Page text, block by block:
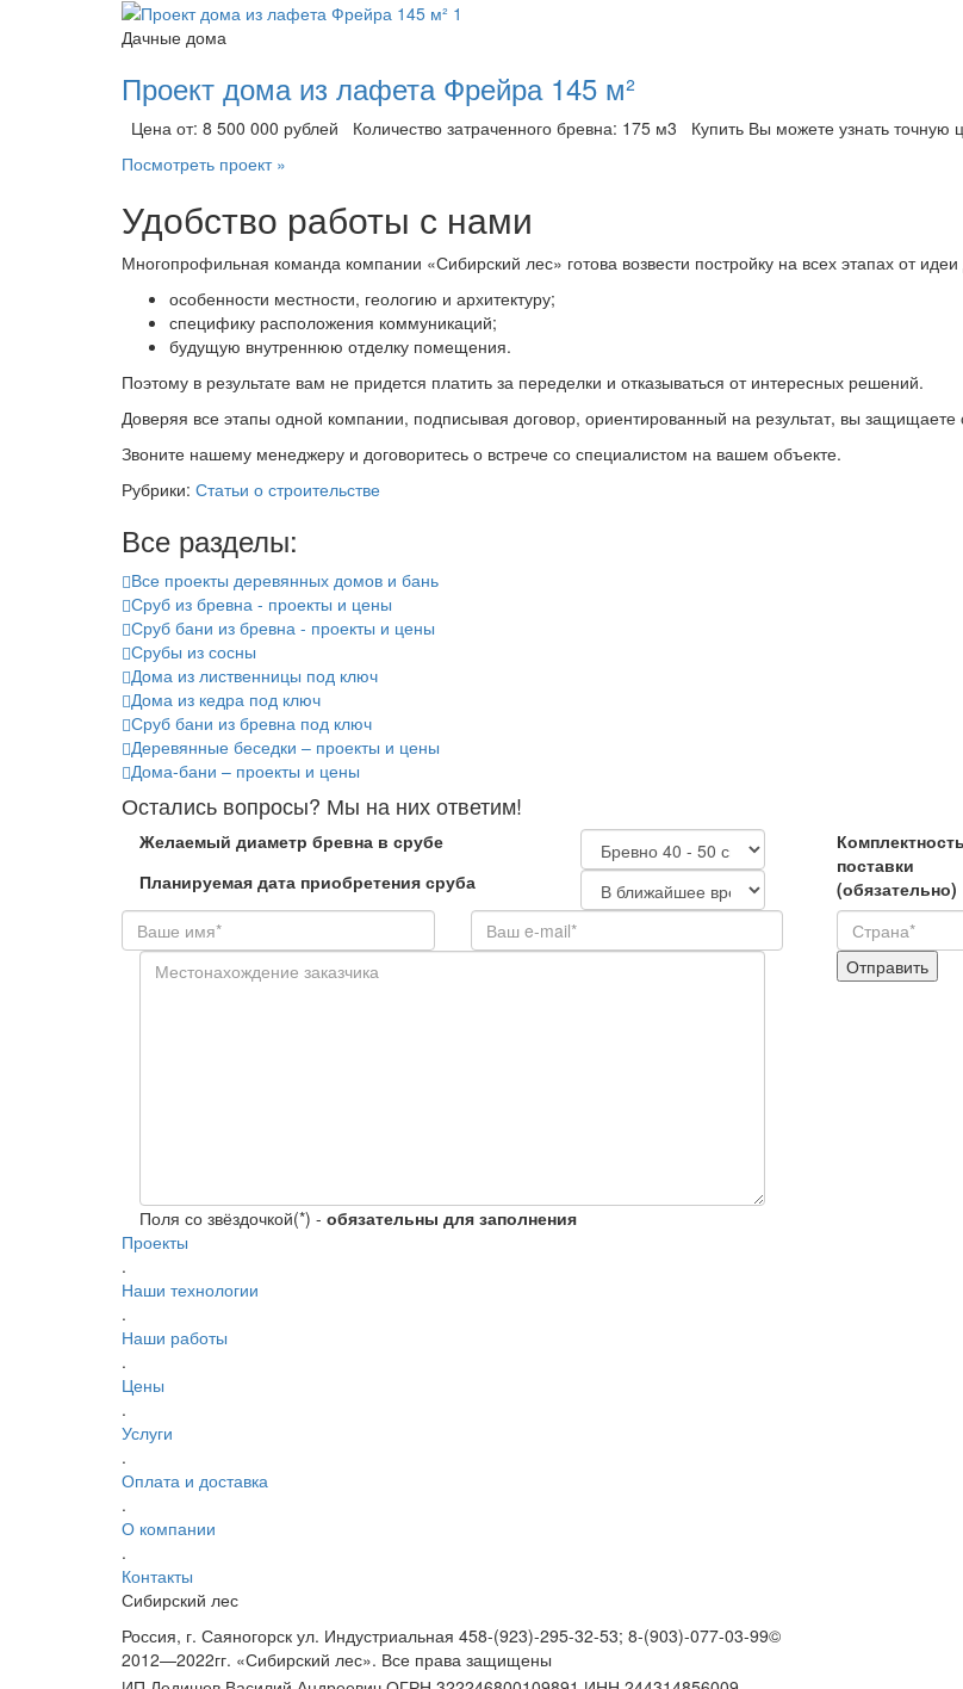
Дачные дома
Проект дома из лафета Фрейра 145 м²
Цена от: 8 500 000 рублей Количество затраченного бревна: 175 м3 Купить Вы можете узнать
Посмотреть проект »
Удобство работы с нами
Многопрофильная команда компании «Сибирский лес» готова возвести постройку на всех этапах от
особенности местности, геологию и архитектуру;
специфику расположения коммуникаций;
будущую внутреннюю отделку помещения.
Поэтому в результате вам не придется платить за переделки и отказываться от интересных решений.
Доверяя все этапы одной компании, подписывая договор, ориентированный на результат, вы
Звоните нашему менеджеру и договоритесь о встрече со специалистом на вашем объекте.
Рубрики: Статьи о строительстве
Все разделы:
Все проекты деревянных домов и бань
Сруб из бревна - проекты и цены
Сруб бани из бревна - проекты и цены
Срубы из сосны
Дома из лиственницы под ключ
Дома из кедра под ключ
Сруб бани из бревна под ключ
Деревянные беседки – проекты и цены
Дома-бани – проекты и цены
Остались вопросы? Мы на них ответим!
Желаемый диаметр бревна в срубе
Планируемая дата приобретения сруба
Комплектность
поставки
(обязательно)
Поля со звёздочкой(*) - обязательны для заполнения
Проекты
.
Наши технологии
.
Наши работы
.
Цены
.
Услуги
.
Оплата и доставка
.
О компании
.
Контакты
Сибирский лес
Россия, г. Саяногорск ул. Индустриальная 458-(923)-295-32-53; 8-(903)-077-03-99©
2012—2022гг. «Сибирский лес». Все права защищены